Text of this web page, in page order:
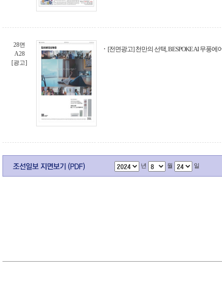
28면
A28
[광고]
[전면광고] 천만의 선택, BESPOKE AI 무풍에
년 월 일